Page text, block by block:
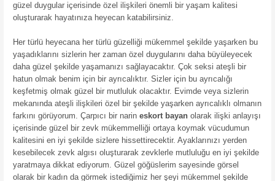
güzel duygular içerisinde özel ilişkileri önemli bir yaşam kalitesi
oluşturarak hayatınıza heyecan katabilirsiniz.
Her türlü heyecana her türlü güzelliği mükemmel şekilde yaşarken bu
yaşadıklarını sizlerin her zaman özel duygularını daha büyüleyecek
daha güzel şekilde yaşamanızı sağlayacaktır. Çok seksi ateşli bir
hatun olmak benim için bir ayrıcalıktır. Sizler için bu ayrıcalığı
keşfetmiş olmak güzel bir mutluluk olacaktır. Evimde veya sizlerin
mekanında ateşli ilişkileri özel bir şekilde yaşarken ayrıcalıklı olmanın
farkını görüyorum. Çarpıcı bir narin eskort bayan olarak ilişki anlayışı
içerisinde güzel bir zevk mükemmelliği ortaya koymak vücudumun
kalitesini en iyi şekilde sizlere hissettirecektir. Ayaklarınızı yerden
kesebilecek zevk algısı oluşturarak zevklerle mutluluğu en iyi şekilde
yaratmaya dikkat ediyorum. Güzel göğüslerim sayesinde görsel
olarak bir kadın da görmek istediğimiz her şeyi mükemmel şekilde